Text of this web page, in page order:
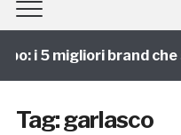
i 5 migliori brand che
Tag:garlasco